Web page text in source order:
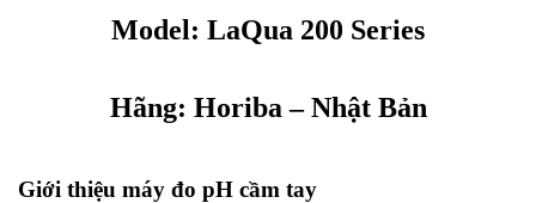
Model: LaQua 200 Series
Hãng: Horiba– Nhật Bản
Giới thiệu máy đo pH cầm tay